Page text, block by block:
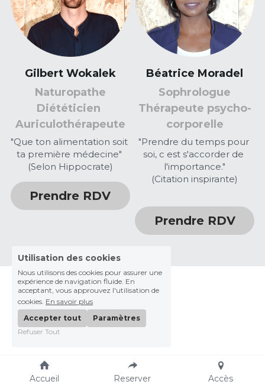
Gilbert Wokalek
Naturopathe
Diététicien
Auriculothérapeute
"Que ton alimentation soit
ta première médecine"
(Selon Hippocrate)
Prendre RDV
Béatrice Moradel
Sophrologue
Thérapeute psycho-
corporelle
"Prendre du temps pour
soi, c est s'accorder de
l'importance."
(Citation inspirante)
Prendre RDV
Accueil Reserver Accès
Utilisation des cookies
Nous utilisons des cookies pour assurer une
expérience de navigation fluide. En
acceptant, vous approuvez l'utilisation de
cookies. En savoir plus
Accepter tout
Paramètres
Refuser Tout